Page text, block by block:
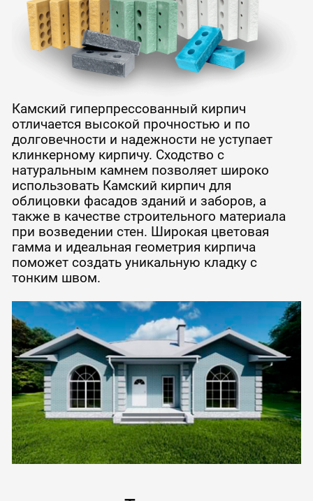
Камский гиперпрессованный кирпич
отличается высокой прочностью и по
долговечности и надежности не уступает
клинкерному кирпичу. Сходство с
натуральным камнем позволяет широко
использовать Камский кирпич для
облицовки фасадов зданий и заборов, а
также в качестве строительного материала
при возведении стен. Широкая цветовая
гамма и идеальная геометрия кирпича
поможет создать уникальную кладку с
тонким швом.